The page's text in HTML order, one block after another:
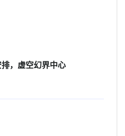
，虚空幻界中心